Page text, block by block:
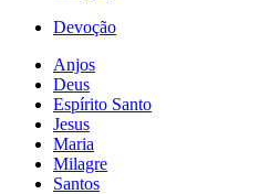
Devoção
Anjos
Deus
Espírito Santo
Jesus
Maria
Milagre
Santos